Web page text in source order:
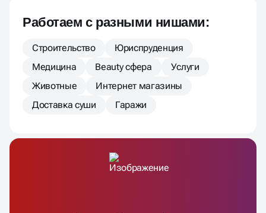
Работаем с разными нишами:
Строительство
Юриспруденция
Медицина
Beauty сфера
Услуги
Животные
Интернет магазины
Доставка суши
Гаражи